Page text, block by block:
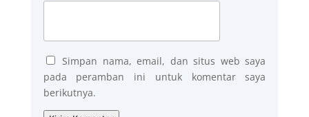
Simpan nama, email, dan situs web saya
pada peramban ini untuk komentar saya
berikutnya.